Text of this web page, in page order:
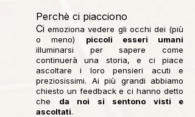
Perchè ci piacciono
Ci emoziona vedere gli occhi dei (più
o meno) piccoli esseri umani
illuminarsi per sapere come
continuerà una storia, e ci piace
ascoltare i loro pensieri acuti e
preziosissimi. Ai più grandi abbiamo
chiesto un feedback e ci hanno detto
che da noi si sentono visti e
ascoltati.